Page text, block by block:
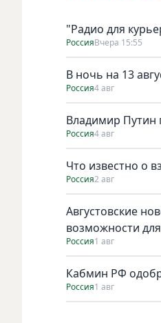
"Радио для
РоссияВчера 15:55
В ночь на 13
Россия4 авг
Владимир Путин
Россия4 авг
Что известно о
Россия2 авг
Августовские
возможности
Россия1 авг
Кабмин РФ
Россия1 авг